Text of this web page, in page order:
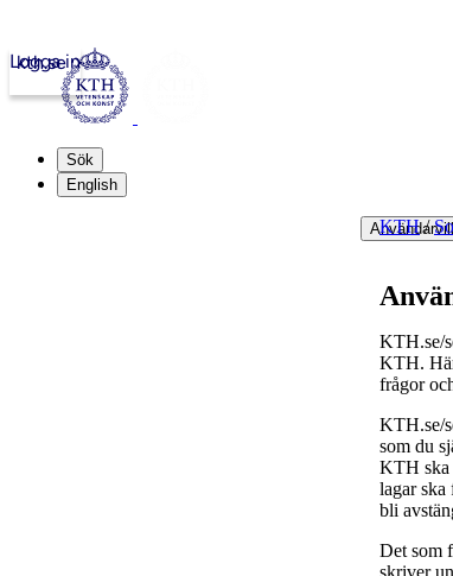
kth.se
Logga in
Sök
English
KTH /
KTH.se/
KTH.
frågor
KTH.se/
som du
KTH ska
lagar ska
bli
Det som
skriver